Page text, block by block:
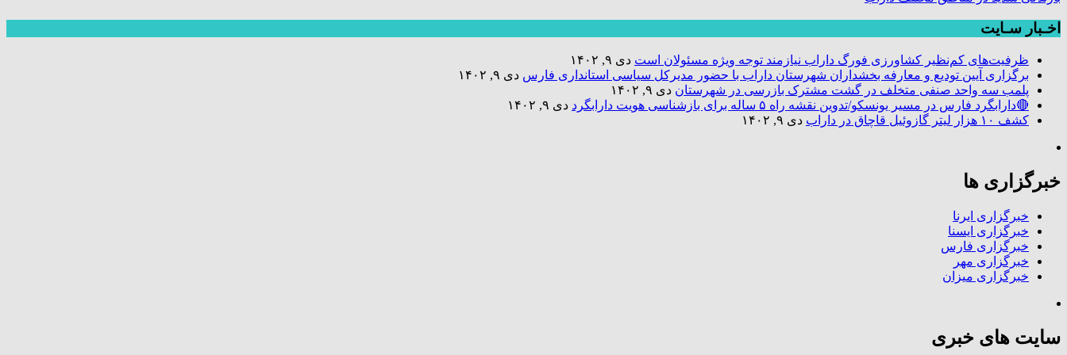
اخـبار سـایت
ظرفیت‌های کم‌نظیر کشاورزی فورگ داراب نیازمند توجه ویژه مسئولان است دی ۹, ۱۴۰۲
برگزاری آیین تودیع و معارفه بخشداران شهرستان داراب با حضور مدیرکل سیاسی استانداری فارس دی ۹, ۱۴۰۲
پلمب سه واحد صنفی متخلف در گشت مشترک بازرسی در شهرستان دی ۹, ۱۴۰۲
🔴دارابگرد فارس در مسیر یونسکو/تدوین نقشه راه ۵ ساله برای بازشناسی هویت دارابگرد
دی ۹, ۱۴۰۲
کشف ۱۰ هزار لیتر گازوئیل قاچاق در داراب
دی ۹, ۱۴۰۲
خبرگزاری ها
خبرگزاری ایرنا
خبرگزاری ایسنا
خبرگزاری فارس
خبرگزاری مهر
خبرگزاری میزان
سایت های خبری